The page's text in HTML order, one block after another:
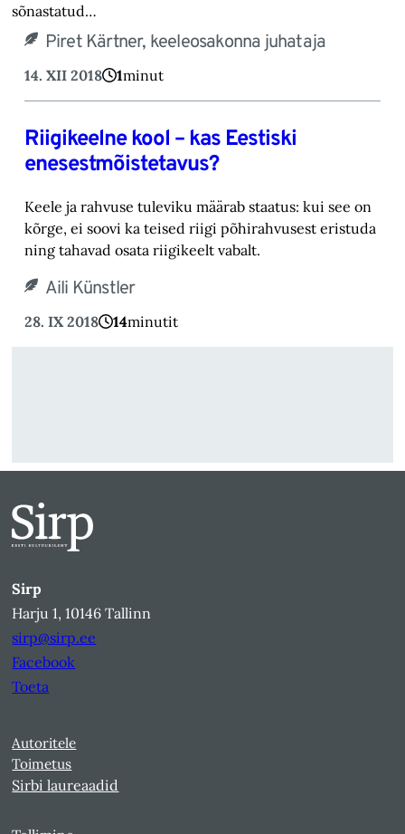
sõnastatud…
Piret Kärtner, keeleosakonna juhataja
14. XII 2018 1minut
Riigikeelne kool – kas Eestiski
enesestmõistetavus?
Keele ja rahvuse tuleviku määrab staatus: kui see on
kõrge, ei soovi ka teised riigi põhirahvusest eristuda
ning tahavad osata riigikeelt vabalt.
Aili Künstler
28. IX 2018 14minutit
Sirp
Harju 1, 10146 Tallinn
sirp@sirp.ee
Facebook
Toeta
Autoritele
Toimetus
Sirbi laureaadid